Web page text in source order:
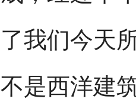
了我们今天
不是西洋建